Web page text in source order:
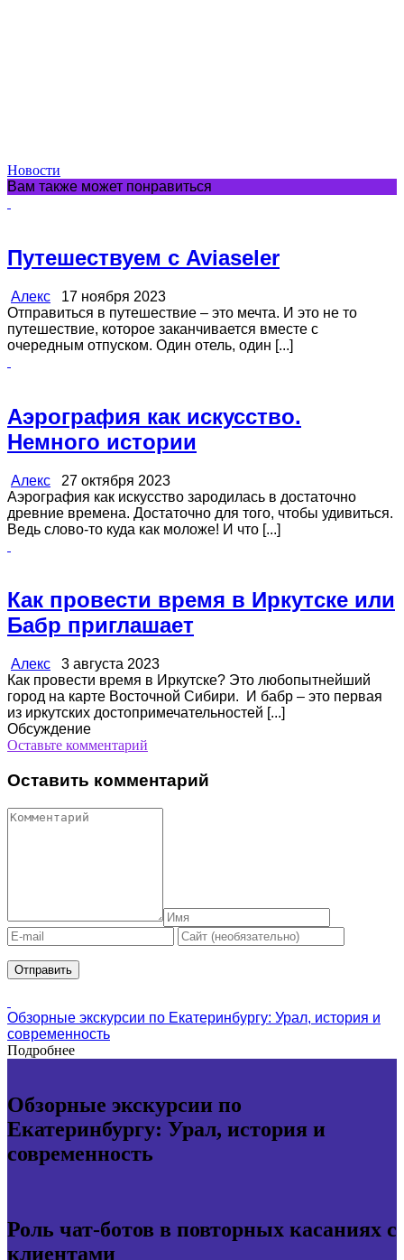
Новости
Вам также может понравиться
Путешествуем с Aviaseler
Алекс 17 ноября 2023
Отправиться в путешествие – это мечта. И это не то
путешествие, которое заканчивается вместе с
очередным отпуском. Один отель, один [...]
Аэрография как искусство.
Немного истории
Алекс 27 октября 2023
Аэрография как искусство зародилась в достаточно
древние времена. Достаточно для того, чтобы удивиться.
Ведь слово-то куда как моложе! И что [...]
Как провести время в Иркутске или
Бабр приглашает
Алекс 3 августа 2023
Как провести время в Иркутске? Это любопытнейший
город на карте Восточной Сибири. И бабр – это первая
из иркутских достопримечательностей [...]
Обсуждение
Оставьте комментарий
Оставить комментарий
Обзорные экскурсии по Екатеринбургу: Урал, история и
современность
Подробнее
Обзорные экскурсии по
Екатеринбургу: Урал, история и
современность
Роль чат-ботов в повторных касаниях с
клиентами